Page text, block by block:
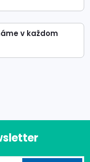
v každom